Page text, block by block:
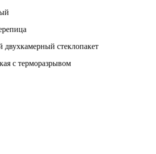
двухкамерный стеклопакет
с терморазрывом